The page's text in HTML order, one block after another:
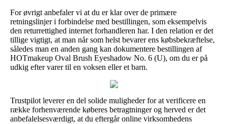
For øvrigt anbefaler vi at du er klar over de primære
retningslinjer i forbindelse med bestillingen, som eksempelvis
den returrettighed internet forhandleren har. I den relation er det
tillige vigtigt, at man når som helst bevarer ens købsbekræftelse,
således man en anden gang kan dokumentere bestillingen af
HOTmakeup Oval Brush Eyeshadow No. 6 (U), om du er på
udkig efter varer til en voksen eller et barn.
Trustpilot leverer en del solide muligheder for at verificere en
række forhenværende køberes betragtninger og herved er det
anbefalelsesværdigt, at du eftergår online virksomhedens